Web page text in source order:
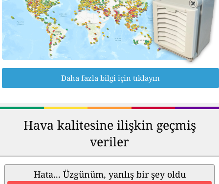
Daha fazla bilgi için tıklayın
Hava kalitesine ilişkin geçmiş
veriler
Hata... Üzgünüm, yanlış bir şey oldu